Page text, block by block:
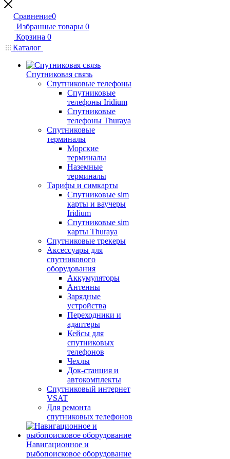
Сравнение0
Избранные товары 0
Корзина 0
Каталог
Спутниковая связь
Спутниковые телефоны
Спутниковые
телефоны Iridium
Спутниковые
телефоны Thuraya
Спутниковые
терминалы
Морские
терминалы
Наземные
терминалы
Тарифы и симкарты
Спутниковые sim
карты и ваучеры
Iridium
Спутниковые sim
карты Thuraya
Спутниковые трекеры
Аксессуары для
спутникового
оборудования
Аккумуляторы
Антенны
Зарядные
устройства
Переходники и
адаптеры
Кейсы для
спутниковых
телефонов
Чехлы
Док-станция и
автокомплекты
Спутниковый интернет
VSAT
Для ремонта
спутниковых телефонов
Навигационное и
рыбопоисковое оборудование